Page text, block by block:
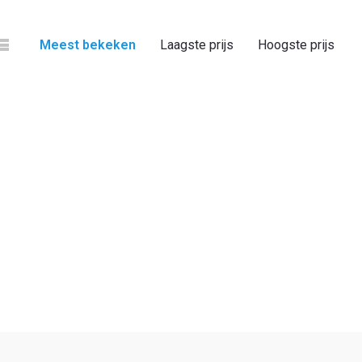
Meest bekeken Laagste prijs Hoogste prijs